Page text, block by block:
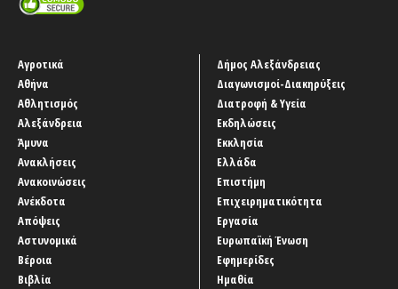
Αγροτικά
Αθήνα
Αθλητισμός
Αλεξάνδρεια
Άμυνα
Ανακλήσεις
Ανακοινώσεις
Ανέκδοτα
Απόψεις
Αστυνομικά
Βέροια
Βιβλία
Δήμος Αλεξάνδρειας
Διαγωνισμοί-Διακηρύξεις
Διατροφή & Υγεία
Εκδηλώσεις
Εκκλησία
Ελλάδα
Επιστήμη
Επιχειρηματικότητα
Εργασία
Ευρωπαϊκή Ένωση
Εφημερίδες
Ημαθία